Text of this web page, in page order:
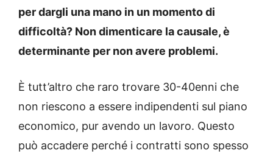
per dargli una mano in un momento di
difficoltà? Non dimenticare la causale, è
determinante per non avere problemi.
È tutt’altro che raro trovare 30-40enni che
non riescono a essere indipendenti sul piano
economico, pur avendo un lavoro. Questo
può accadere perché i contratti sono spesso